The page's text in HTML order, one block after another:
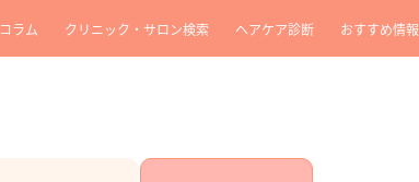
コラム クリニック・サロン検索 ヘアケア診断 おすすめ情報